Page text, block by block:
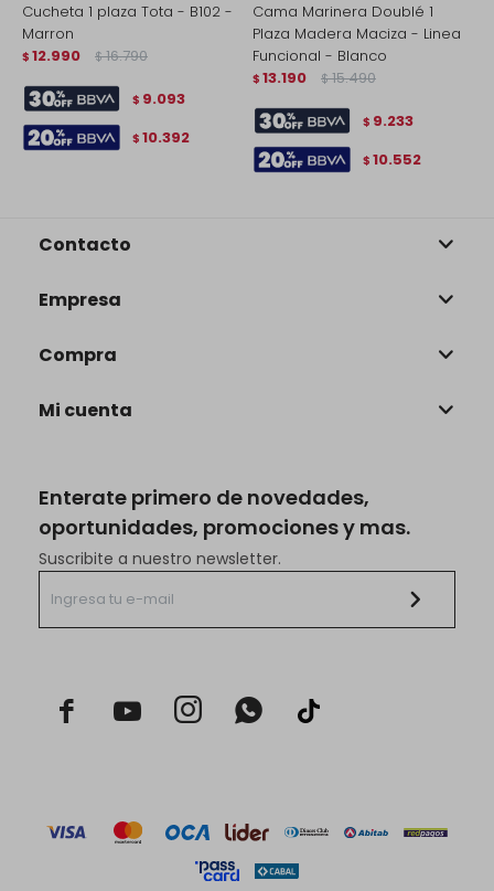
Cucheta 1 plaza Tota - B102 -
Marron
$ 12.990 $ 16.790
$ 9.093
$ 10.392
Cama Marinera Doublé 1
Plaza Madera Maciza - Linea
Funcional - Blanco
$ 13.190 $ 15.490
$ 9.233
$ 10.552
Enterate primero de novedades,
oportunidades, promociones y mas.
Suscribite a nuestro newsletter.
  
Contacto
Empresa
Compra
Mi cuenta